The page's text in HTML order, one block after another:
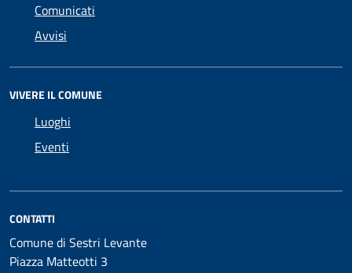
Comunicati
Avvisi
VIVERE IL COMUNE
Luoghi
Eventi
CONTATTI
Comune di Sestri Levante
Piazza Matteotti 3